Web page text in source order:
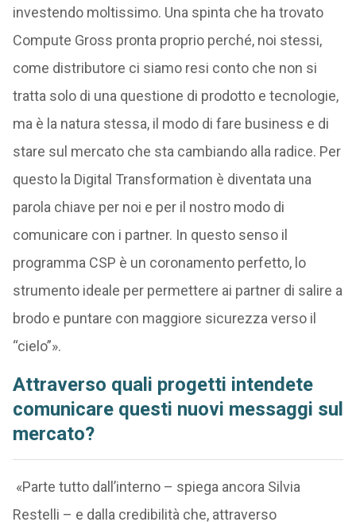
investendo moltissimo. Una spinta che ha trovato
Compute Gross pronta proprio perché, noi stessi,
come distributore ci siamo resi conto che non si
tratta solo di una questione di prodotto e tecnologie,
ma è la natura stessa, il modo di fare business e di
stare sul mercato che sta cambiando alla radice. Per
questo la Digital Transformation è diventata una
parola chiave per noi e per il nostro modo di
comunicare con i partner. In questo senso il
programma CSP è un coronamento perfetto, lo
strumento ideale per permettere ai partner di salire a
brodo e puntare con maggiore sicurezza verso il
“cielo”».
Attraverso quali progetti intendete
comunicare questi nuovi messaggi sul
mercato?
«Parte tutto dall’interno – spiega ancora Silvia
Restelli – e dalla credibilità che, attraverso